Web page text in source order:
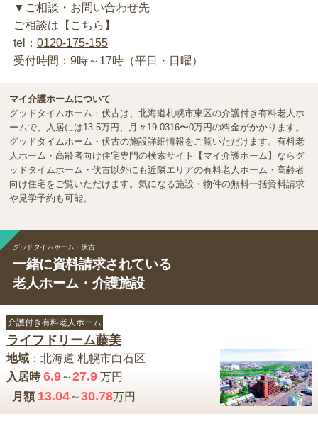
▼ご相談・お問い合わせ先
ご相談は【 こちら 】
tel： 0120-175-155
受付時間：9時～17時（平日・日曜）
マイ介護ホームについて
グッドタイムホーム・伏古は、北海道札幌市東区の介護付き有料老人ホ
ームで、入居には13.5万円、月々19.0316〜0万円の料金がかかります。
グッドタイムホーム・伏古の施設詳細情報をご覧いただけます。有料老
人ホーム・高齢者向け住宅専門の検索サイト【マイ介護ホーム】ならグ
ッドタイムホーム・伏古以外にも近隣エリアの有料老人ホーム・高齢者
向け住宅をご覧いただけます。気になる施設・物件の無料一括資料請求
や見学予約も可能。
グッドタイムホーム・伏古
一緒に資料請求されている
老人ホーム・介護施設
介護付き有料老人ホーム
ライフドリーム藤美
地域： 北海道 札幌市白石区
入居時 6.9～27.9万円
月額 13.04～30.78万円